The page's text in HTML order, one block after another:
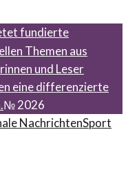
fundierte
Themen aus
und Leser
eine differenzierte
№2026
NachrichtenSport